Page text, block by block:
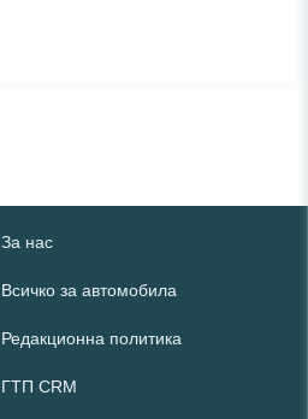
За нас
Всичко за автомобила
Редакционна политика
ГТП CRM